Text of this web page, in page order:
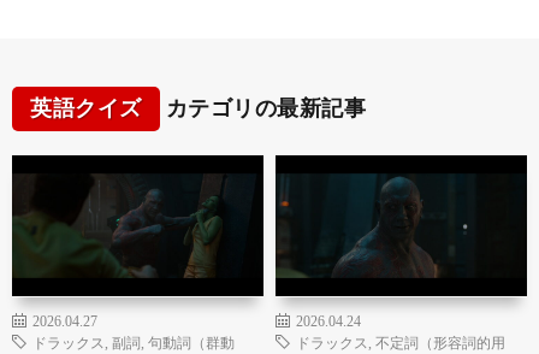
英語クイズ カテゴリの最新記事
2026.04.27
ドラックス 副詞 句動詞（群動
2026.04.24
ドラックス 不定詞（形容詞的用